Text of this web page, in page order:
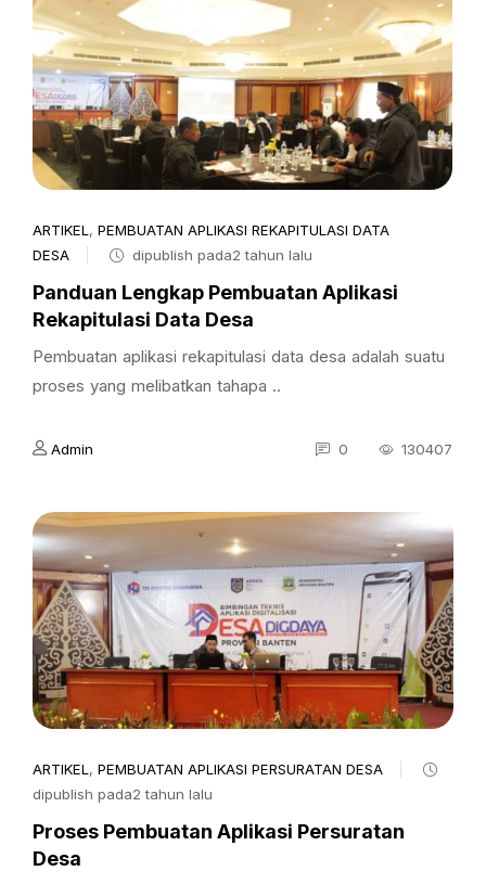
ARTIKEL , PEMBUATAN APLIKASI REKAPITULASI DATA
DESA
dipublish pada2 tahun lalu
Panduan Lengkap Pembuatan Aplikasi
Rekapitulasi Data Desa
Pembuatan aplikasi rekapitulasi data desa adalah suatu
proses yang melibatkan tahapa ..
Admin 0 130407
ARTIKEL , PEMBUATAN APLIKASI PERSURATAN DESA
dipublish pada2 tahun lalu
Proses Pembuatan Aplikasi Persuratan
Desa